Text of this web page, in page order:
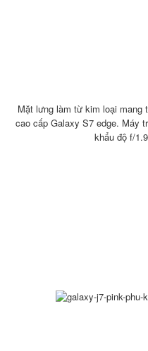
Mặt lưng làm từ kim loại mang
cao cấp Galaxy S7 edge. Máy
khẩu độ f/